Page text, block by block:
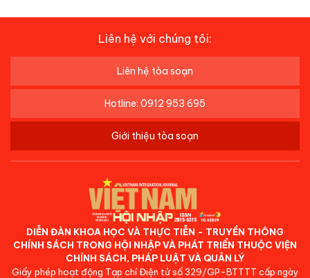
Liên hệ với chúng tôi:
Liên hệ tòa soạn
Hotline: 0912 953 695
Giới thiệu tòa soạn
DIỄN ĐÀN KHOA HỌC VÀ THỰC TIỄN - TRUYỀN THÔNG
CHÍNH SÁCH TRONG HỘI NHẬP VÀ PHÁT TRIỂN THUỘC VIỆN
CHÍNH SÁCH, PHÁP LUẬT VÀ QUẢN LÝ
Giấy phép hoạt động Tạp chí Điện tử số 329/GP-BTTTT cấp ngày